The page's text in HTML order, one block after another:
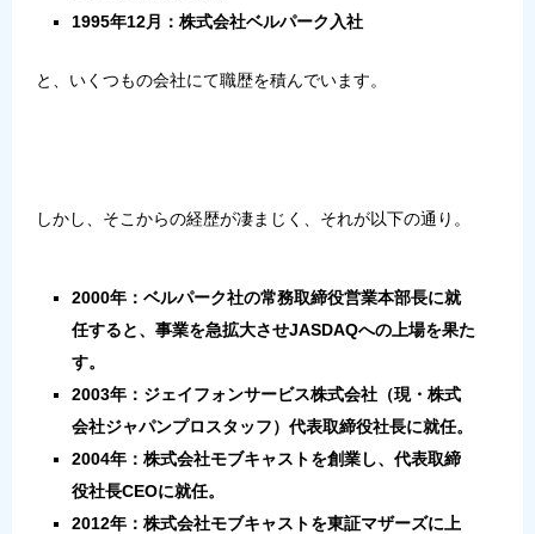
1995年12月：株式会社ベルパーク入社
と、いくつもの会社にて職歴を積んでいます。
しかし、そこからの経歴が凄まじく、それが以下の通り。
2000年：ベルパーク社の常務取締役営業本部長に就
任すると、事業を急拡大させJASDAQへの上場を果た
す。
2003年：ジェイフォンサービス株式会社（現・株式
会社ジャパンプロスタッフ）代表取締役社長に就任。
2004年：株式会社モブキャストを創業し、代表取締
役社長CEOに就任。
2012年：株式会社モブキャストを東証マザーズに上